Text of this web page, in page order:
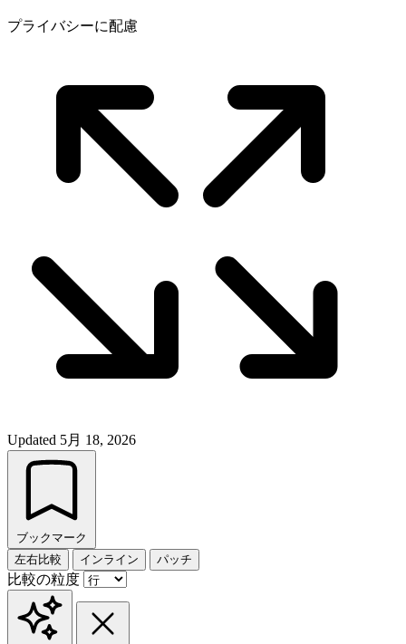
プライバシーに配慮
Updated 5月 18, 2026
ブックマーク
左右比較
インライン パッチ
比較の粒度